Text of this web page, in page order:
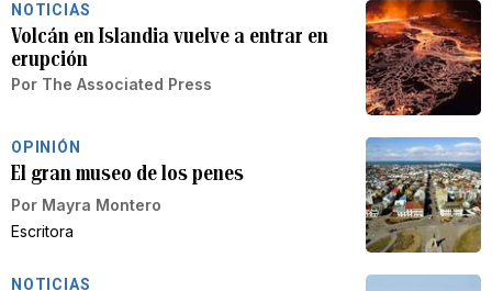
NOTICIAS
Volcán en Islandia vuelve a entrar en
erupción
Por The Associated Press
OPINIÓN
El gran museo de los penes
Por Mayra Montero
Escritora
NOTICIAS